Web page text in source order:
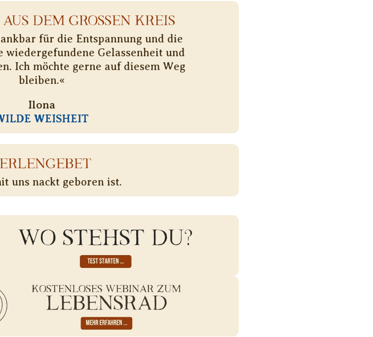
DEM GROSSEN KREIS
für die Entspannung und die
wiedergefundene Gelassenheit und
Ich möchte gerne auf diesem Weg
bleiben.«
Ilona
WEISHEIT
uns nackt geboren ist.